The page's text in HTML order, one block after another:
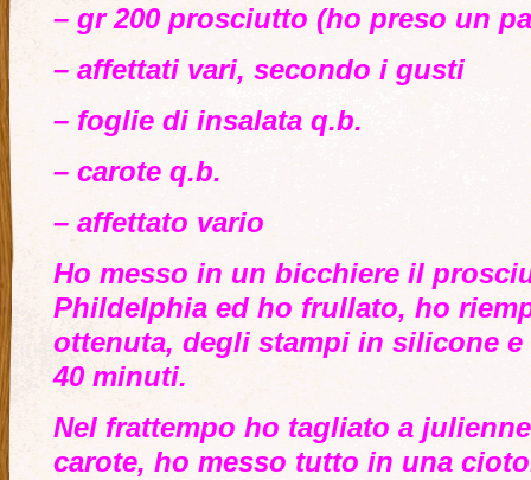
– gr 200 prosciutto (ho preso un
– affettati vari, secondo i gusti
– foglie di insalata q.b.
– carote q.b.
– affettato vario
Ho messo in un bicchiere il
Phildelphia ed ho frullato, ho
ottenuta, degli stampi in silicone
40 minuti.
Nel frattempo ho tagliato a
carote, ho messo tutto in una